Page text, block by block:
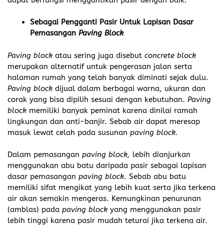
Sebagai Pengganti Pasir Untuk Lapisan Dasar
Pemasangan Paving Block
Paving block atau sering juga disebut concrete block
merupakan alternatif untuk pengerasan jalan serta
halaman rumah yang telah banyak diminati sejak dulu.
Paving block dijual dalam berbagai warna, ukuran dan
corak yang bisa dipilih sesuai dengan kebutuhan. Paving
block memiliki banyak peminat karena dinilai ramah
lingkungan dan anti-banjir. Sebab air dapat meresap
masuk lewat celah pada susunan paving block.
Dalam pemasangan paving block, lebih dianjurkan
menggunakan abu batu daripada pasir sebagai lapisan
dasar pemasangan paving block. Sebab abu batu
memiliki sifat mengikat yang lebih kuat serta jika terkena
air akan semakin mengeras. Kemungkinan penurunan
(amblas) pada paving block yang menggunakan pasir
lebih tinggi karena pasir mudah teturai jika terkena air.